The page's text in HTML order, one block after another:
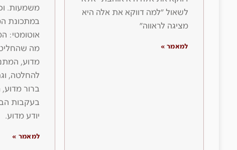
לשאול ״למה דווקא את אלה היא
מציגה לראווה״
למאמר »
משמעות.
במתכונת
אוטומטי:
מה
מדוע,
להחלטה,
ברור
בעקבות
יודע מדוע.
למאמר »